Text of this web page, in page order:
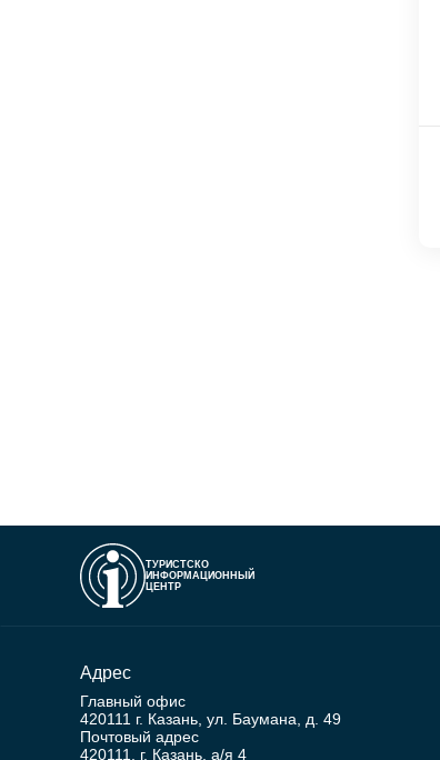
ТУРИСТСКО
ИНФОРМАЦИОННЫЙ
ЦЕНТР
Адрес
Главный офис
420111 г. Казань, ул. Баумана, д. 49
Почтовый адрес
420111, г. Казань, а/я 4